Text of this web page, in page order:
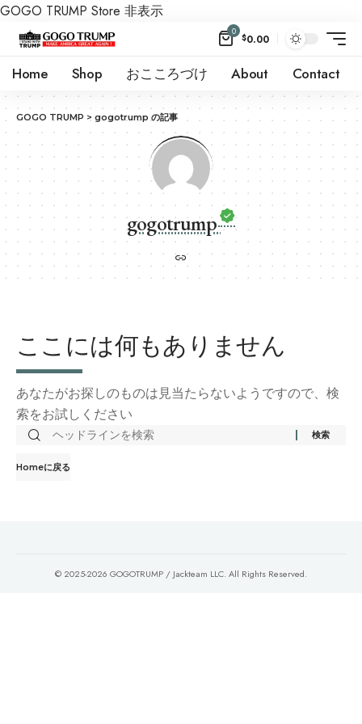
GOGO TRUMP Store 非表示
0
$0.00
Home Shop おこころづけ About Contact
GOGO TRUMP > gogotrump の記事
gogotrump
ここには何もありません
あなたがお探しのものは見当たらないようですので、検
索をお試しください
Homeに戻る
© 2025-2026 GOGOTRUMP / Jackteam LLC. All Rights Reserved.